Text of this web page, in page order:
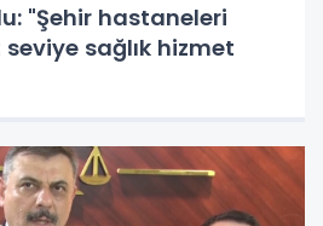
"Şehir hastaneleri
sağlık hizmet